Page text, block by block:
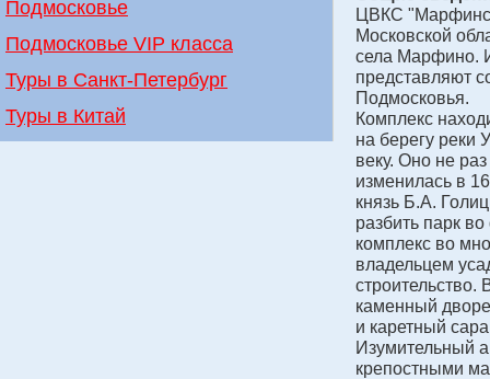
Подмосковье
Подмосковье VIP класса
Туры в Санкт-Петербург
Туры в Китай
ЦВКС
Московской
села Марфино.
представляют
Подмосковья.
Комплекс
на берегу реки
веку. Оно не
изменилась в
князь Б.А.
разбить парк
комплекс во
владельцем
строительство.
каменный
и каретный
Изумительный
крепостными